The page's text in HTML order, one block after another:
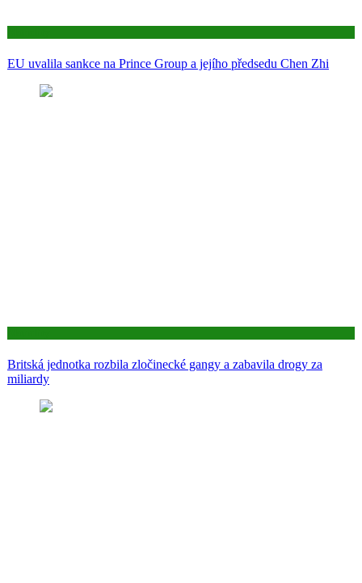
EU uvalila sankce na Prince Group a jejího předsedu Chen Zhi
Britská jednotka rozbila zločinecké gangy a zabavila drogy za
miliardy